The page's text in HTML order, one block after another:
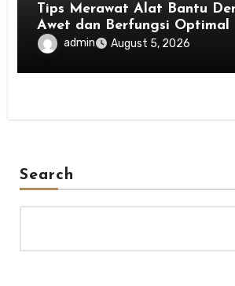
Tips Merawat Alat Bantu
Awet dan Berfungsi Optimal
admin August 5, 2026
Search